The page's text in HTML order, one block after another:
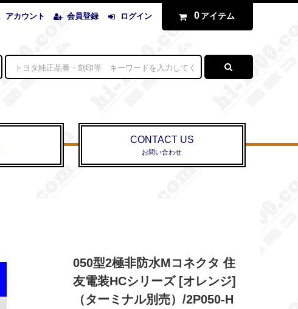
アカウント 会員登録 ログイン 0 アイテム
CONTACT US
お問い合わせ
050型2極非防水Mコネクタ 住
友電装HCシリーズ [オレンジ]
（ターミナル別売）/2P050-H